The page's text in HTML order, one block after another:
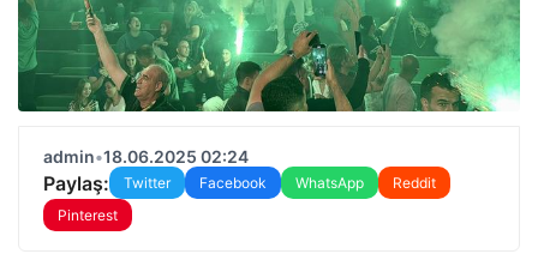
admin•18.06.2025 02:24
Paylaş: Twitter Facebook WhatsApp
Reddit
Pinterest